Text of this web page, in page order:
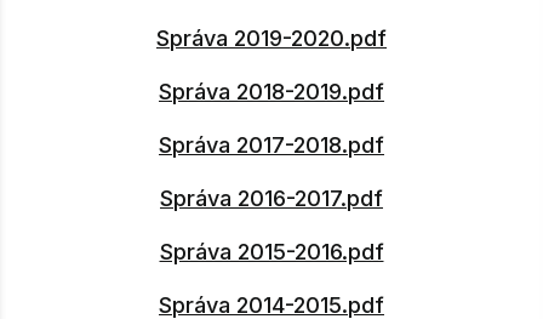
Správa 2019-2020.pdf
Správa 2018-2019.pdf
Správa 2017-2018.pdf
Správa 2016-2017.pdf
Správa 2015-2016.pdf
Správa 2014-2015.pdf